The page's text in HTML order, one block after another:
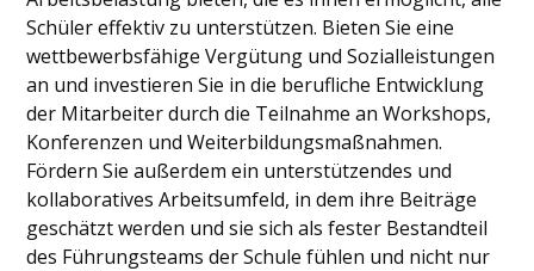
Schüler effektiv zu unterstützen. Bieten Sie eine
wettbewerbsfähige Vergütung und Sozialleistungen
an und investieren Sie in die berufliche Entwicklung
der Mitarbeiter durch die Teilnahme an Workshops,
Konferenzen und Weiterbildungsmaßnahmen.
Fördern Sie außerdem ein unterstützendes und
kollaboratives Arbeitsumfeld, in dem ihre Beiträge
geschätzt werden und sie sich als fester Bestandteil
des Führungsteams der Schule fühlen und nicht nur